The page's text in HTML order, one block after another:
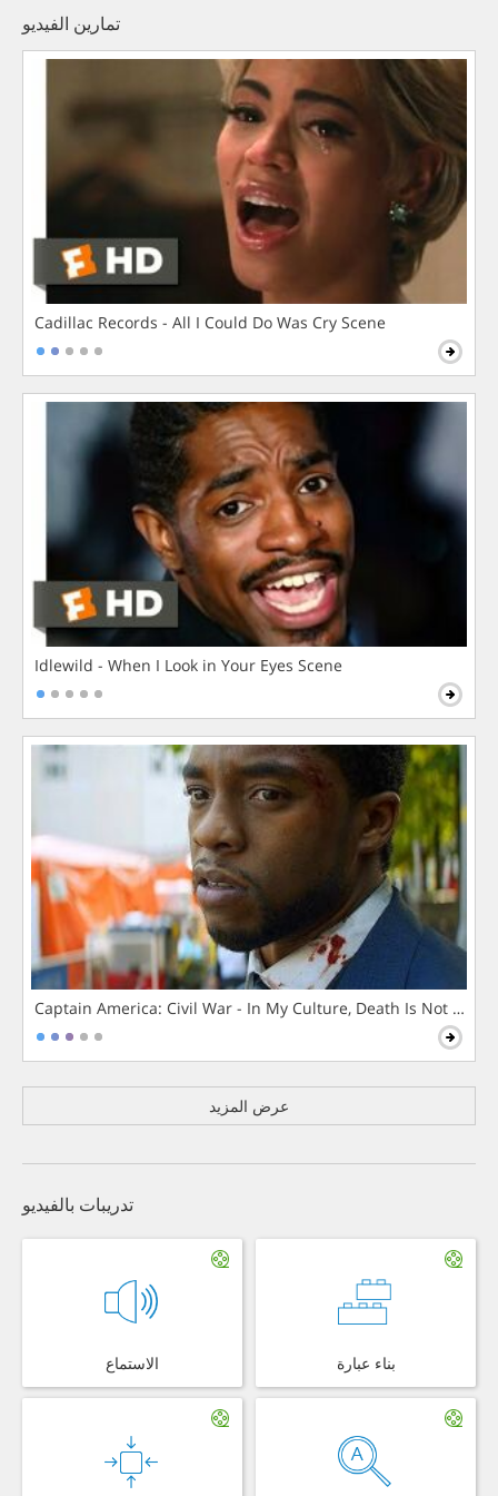
تمارين الفيديو
Cadillac Records - All I Could Do Was Cry Scene
Idlewild - When I Look in Your Eyes Scene
Captain America: Civil War - In My Culture, Death Is Not The
عرض المزيد
تدريبات بالفيديو
الاستماع بناء عبارة